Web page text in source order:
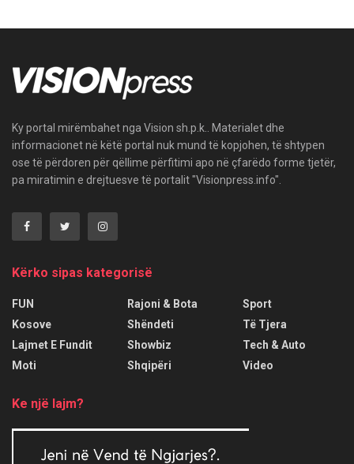
Ky portal mirëmbahet nga Vision sh.p.k.. Materialet dhe
informacionet në këtë portal nuk mund të kopjohen, të shtypen
ose të përdoren për qëllime përfitimi apo në çfarëdo forme tjetër,
pa miratimin e drejtuesve të portalit "Visionpress.info".
Kërko sipas kategorisë
FUN
Kosove
Lajmet E Fundit
Moti
Rajoni & Bota
Shëndeti
Showbiz
Shqipëri
Sport
Të Tjera
Tech & Auto
Video
Ke një lajm?